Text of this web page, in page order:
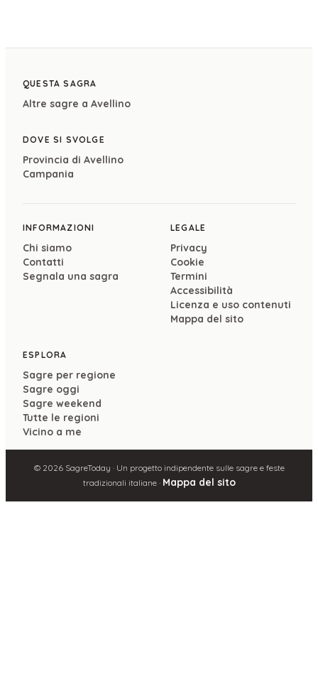
QUESTA SAGRA
Altre sagre a Avellino
DOVE SI SVOLGE
Provincia di Avellino
Campania
INFORMAZIONI
Chi siamo
Contatti
Segnala una sagra
LEGALE
Privacy
Cookie
Termini
Accessibilità
Licenza e uso contenuti
Mappa del sito
ESPLORA
Sagre per regione
Sagre oggi
Sagre weekend
Tutte le regioni
Vicino a me
© 2026SagreToday · Un progetto indipendente sulle sagre e feste
tradizionali italiane · Mappa del sito